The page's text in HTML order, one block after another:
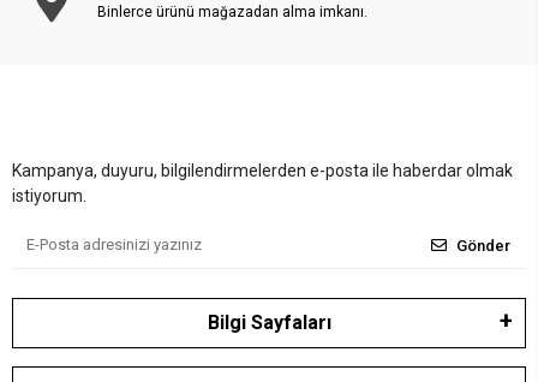
Binlerce ürünü mağazadan alma imkanı.
Kampanya, duyuru, bilgilendirmelerden e-posta ile haberdar olmak
istiyorum.
Gönder
Bilgi Sayfaları